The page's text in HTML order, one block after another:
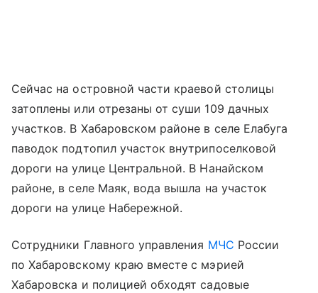
Сейчас на островной части краевой столицы
затоплены или отрезаны от суши 109 дачных
участков. В Хабаровском районе в селе Елабуга
паводок подтопил участок внутрипоселковой
дороги на улице Центральной. В Нанайском
районе, в селе Маяк, вода вышла на участок
дороги на улице Набережной.
Сотрудники Главного управления МЧС России
по Хабаровскому краю вместе с мэрией
Хабаровска и полицией обходят садовые